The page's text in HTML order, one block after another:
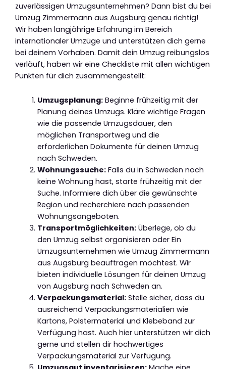
zuverlässigen Umzugsunternehmen? Dann bist du bei
Umzug Zimmermann aus Augsburg genau richtig!
Wir haben langjährige Erfahrung im Bereich
internationaler Umzüge und unterstützen dich gerne
bei deinem Vorhaben. Damit dein Umzug reibungslos
verläuft, haben wir eine Checkliste mit allen wichtigen
Punkten für dich zusammengestellt:
Umzugsplanung:Beginne frühzeitig mit der
Planung deines Umzugs. Kläre wichtige Fragen
wie die passende Umzugsdauer, den
möglichen Transportweg und die
erforderlichen Dokumente für deinen Umzug
nach Schweden.
Wohnungssuche:Falls du in Schweden noch
keine Wohnung hast, starte frühzeitig mit der
Suche. Informiere dich über die gewünschte
Region und recherchiere nach passenden
Wohnungsangeboten.
Transportmöglichkeiten:Überlege, ob du
den Umzug selbst organisieren oder Ein
Umzugsunternehmen wie Umzug Zimmermann
aus Augsburg beauftragen möchtest. Wir
bieten individuelle Lösungen für deinen Umzug
von Augsburg nach Schweden an.
Verpackungsmaterial:Stelle sicher, dass du
ausreichend Verpackungsmaterialien wie
Kartons, Polstermaterial und Klebeband zur
Verfügung hast. Auch hier unterstützen wir dich
gerne und stellen dir hochwertiges
Verpackungsmaterial zur Verfügung.